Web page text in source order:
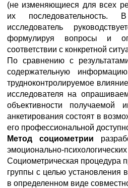
(не изменяющиеся для всех
их последовательность.
исследователь
формулируя вопросы и
соответствии с конкретной
По сравнению с
содержательную
трудноконтролируемое
исследователя на
объективности получаемой
анкетирования состоят в
его профессиональной
Метод социометрии
эмоционально-
Социометрическая процедура
группы с целью установления
в определенном виде